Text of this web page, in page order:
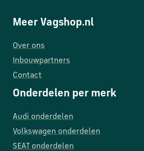
Meer Vagshop.nl
Over ons
Inbouwpartners
Contact
Onderdelen per merk
Audi onderdelen
Volkswagen onderdelen
SEAT onderdelen